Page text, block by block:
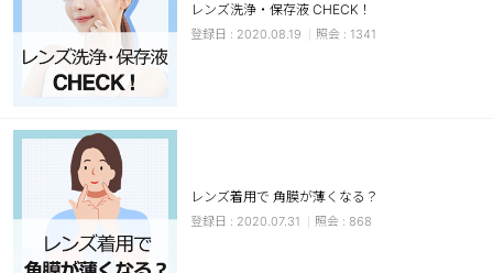
ハロウィンカラコン
ケア用品
レビュー
EYEしてる
総合掲示板
レンズ洗浄・保存液 CHECK！
2020.08.19 1341
レンズ着用で 角膜が薄くなる？
2020.07.31 868